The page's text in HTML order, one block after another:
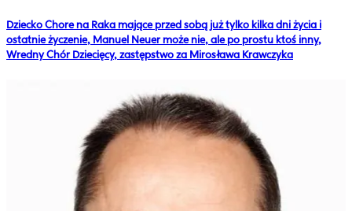
Dziecko Chore na Raka mające przed sobą już tylko kilka dni życia i
ostatnie życzenie, Manuel Neuer może nie, ale po prostu ktoś inny,
Wredny Chór Dziecięcy, zastępstwo za Mirosława Krawczyka